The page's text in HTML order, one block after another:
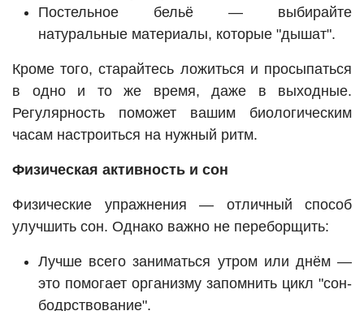
Постельное бельё — выбирайте
натуральные материалы, которые "дышат".
Кроме того, старайтесь ложиться и просыпаться
в одно и то же время, даже в выходные.
Регулярность поможет вашим биологическим
часам настроиться на нужный ритм.
Физическая активность и сон
Физические упражнения — отличный способ
улучшить сон. Однако важно не переборщить:
Лучше всего заниматься утром или днём —
это помогает организму запомнить цикл "сон-
бодрствование".